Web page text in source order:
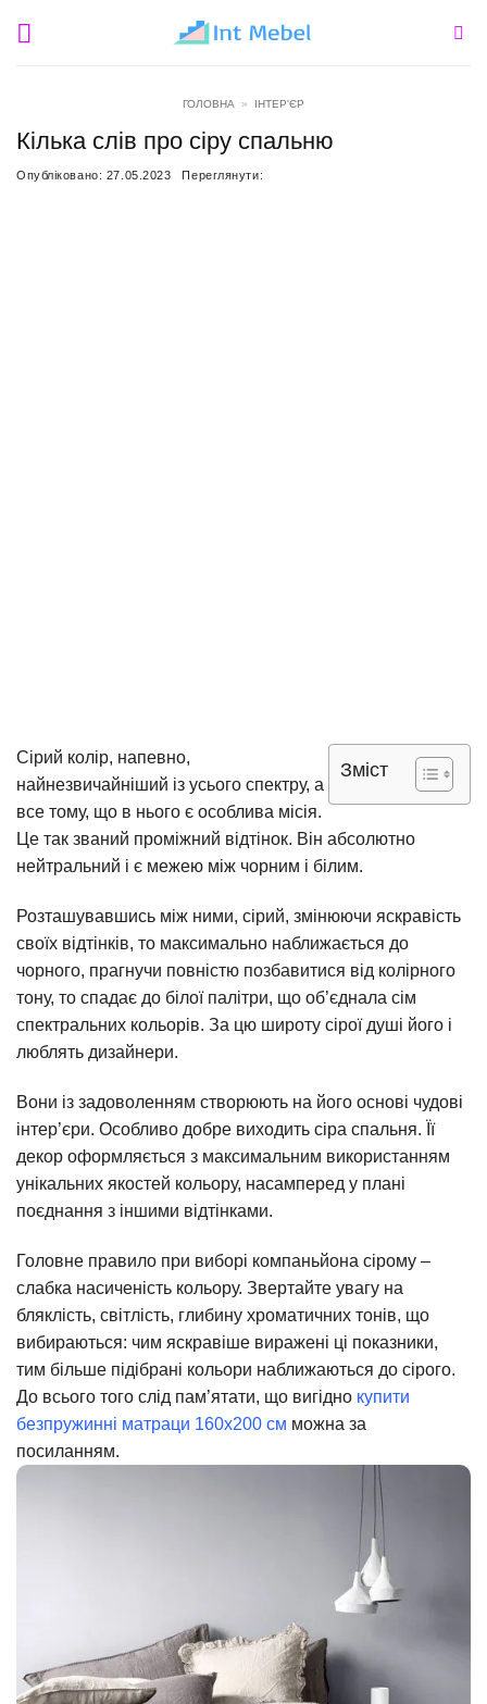
ГОЛОВНА » ІНТЕР'ЄР
Кілька слів про сіру спальню
Опубліковано: 27.05.2023 Переглянути:
Зміст
Сірий колір, напевно,
найнезвичайніший із усього спектру, а
все тому, що в нього є особлива місія.
Це так званий проміжний відтінок. Він абсолютно
нейтральний і є межею між чорним і білим.
Розташувавшись між ними, сірий, змінюючи яскравість
своїх відтінків, то максимально наближається до
чорного, прагнучи повністю позбавитися від колірного
тону, то спадає до білої палітри, що об’єднала сім
спектральних кольорів. За цю широту сірої душі його і
люблять дизайнери.
Вони із задоволенням створюють на його основі чудові
інтер’єри. Особливо добре виходить сіра спальня. Її
декор оформляється з максимальним використанням
унікальних якостей кольору, насамперед у плані
поєднання з іншими відтінками.
Головне правило при виборі компаньйона сірому –
слабка насиченість кольору. Звертайте увагу на
бляклість, світлість, глибину хроматичних тонів, що
вибираються: чим яскравіше виражені ці показники,
тим більше підібрані кольори наближаються до сірого.
До всього того слід пам’ятати, що вигідно купити
безпружинні матраци 160х200 см можна за
посиланням.